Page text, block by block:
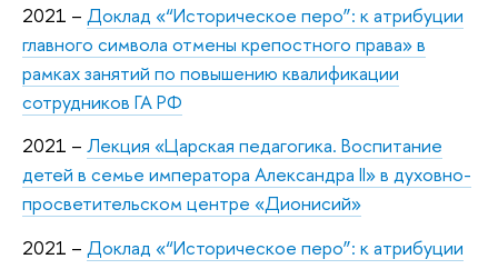
2021 – Доклад «“Историческое перо”: к атрибуции
главного символа отмены крепостного права» в
рамках занятий по повышению квалификации
сотрудников ГА РФ
2021 – Лекция «Царская педагогика. Воспитание
детей в семье императора Александра II» в духовно-
просветительском центре «Дионисий»
2021 – Доклад «“Историческое перо”: к атрибуции